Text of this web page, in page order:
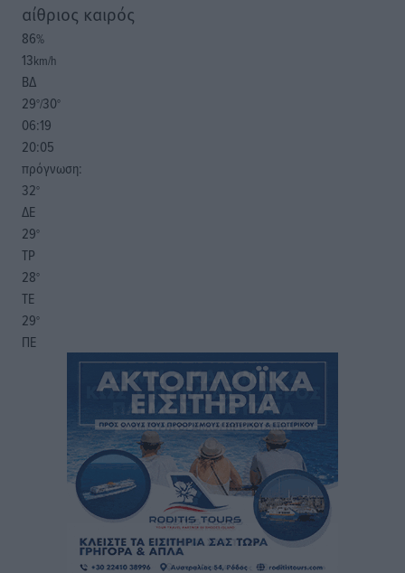
αίθριος καιρός
86%
13km/h
ΒΔ
29°/30°
06:19
20:05
πρόγνωση:
32°
ΔΕ
29°
ΤΡ
28°
ΤΕ
29°
ΠΕ